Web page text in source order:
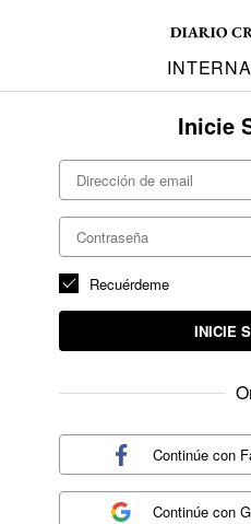
Inicie
Recuérdeme
INICIE
Continúe con
Continúe con